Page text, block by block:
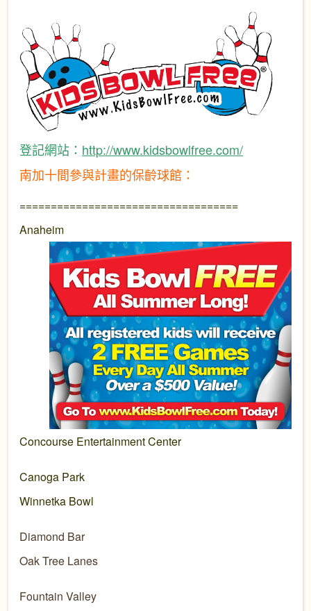
登記網站： http://www.kidsbowlfree.com/
南加十間參與計畫的保齡球館：
===================================
Anaheim
Concourse Entertainment Center
Canoga Park
Winnetka Bowl
Diamond Bar
Oak Tree Lanes
Fountain Valley